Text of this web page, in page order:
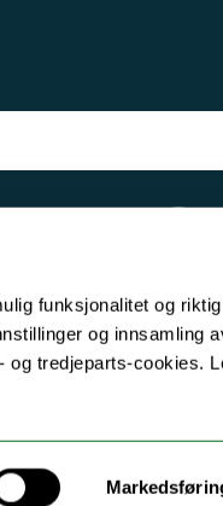
funksjonalitet og
og innsamling
tredjeparts-cookies.